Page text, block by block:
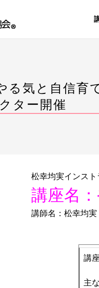
る気と自信育
ター開催
松幸均実インス
講座名
講師名：松幸均実
講
主